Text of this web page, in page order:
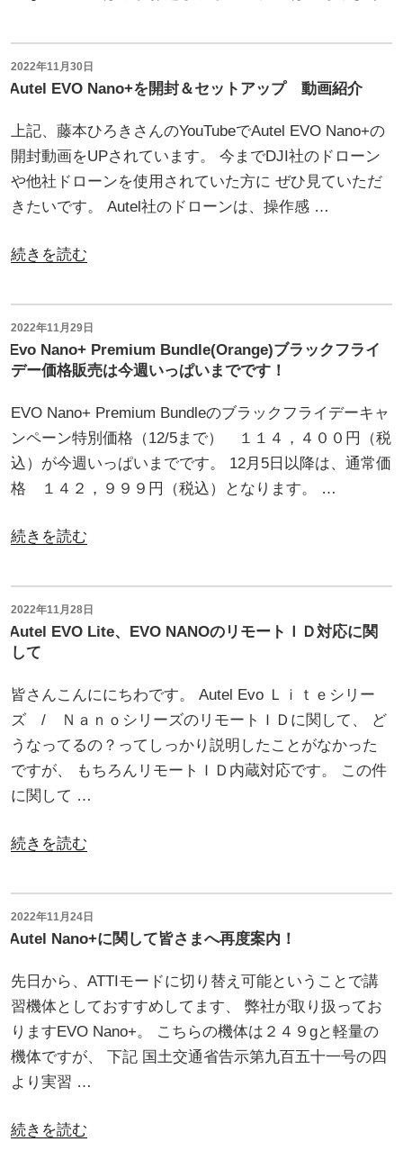
て
お
り
ま
す。”
の
投
稿
2022年11月30日
Autel EVO Nano+を開封＆セットアップ 動画紹介
上記、藤本ひろきさんのYouTubeでAutel EVO Nano+の
開封動画をUPされています。 今までDJI社のドローン
や他社ドローンを使用されていた方に ぜひ見ていただ
きたいです。 Autel社のドローンは、操作感 …
“Autel
Nano+を
開
封
＆
セ
ッ
ト
ア
プ
画
紹
介”
の
続きを読む
投
稿
日:
2022年11月29日
Evo Nano+ Premium Bundle(Orange)ブラックフライ
デー価格販売は今週いっぱいまでです！
EVO Nano+ Premium Bundleのブラックフライデーキャ
ンペーン特別価格（12/5まで） １１４，４００円（税
込）が今週いっぱいまでです。 12月5日以降は、通常価
格 １４２，９９９円（税込）となります。 …
“Evo
Premium
Bundle(Orange)
ブ
ラ
ッ
ク
フ
ラ
イ
ー
格
販
売
今
週
い
っ
ぱ
ま
続きを読む
投
稿
日:
2022年11月28日
Autel EVO Lite、EVO NANOのリモートＩＤ対応に関
して
皆さんこんににちわです。 Autel Evo Ｌｉｔｅシリー
ズ / ＮａｎｏシリーズのリモートＩＤに関して、 ど
うなってるの？ってしっかり説明したことがなかった
ですが、 もちろんリモートＩＤ内蔵対応です。 この件
に関して …
“Autel
Lite、
EVO
NANO
リ
モ
ー
ト
Ｉ
Ｄ
続きを読む
投
稿
2022年11月24日
Autel Nano+に関して皆さまへ再度案内！
先日から、ATTIモードに切り替え可能ということで講
習機体としておすすめしてます、 弊社が取り扱ってお
りますEVO Nano+。 こちらの機体は２４９gと軽量の
機体ですが、 下記 国土交通省告示第九百五十一号の四
より実習 …
“Autel
続きを読む